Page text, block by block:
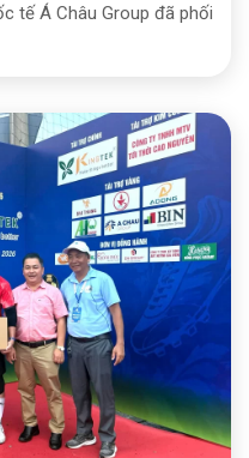
tế Á Châu Group đã phối